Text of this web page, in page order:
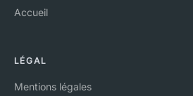
Accueil
LÉGAL
Mentions légales